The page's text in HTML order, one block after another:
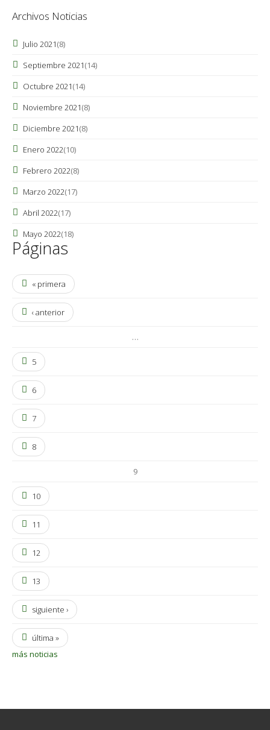
Archivos Noticias
Julio 2021(8)
Septiembre 2021(14)
Octubre 2021(14)
Noviembre 2021(8)
Diciembre 2021(8)
Enero 2022(10)
Febrero 2022(8)
Marzo 2022(17)
Abril 2022(17)
Mayo 2022(18)
Páginas
« primera
‹ anterior
…
5
6
7
8
9
10
11
12
13
siguiente ›
última »
más noticias